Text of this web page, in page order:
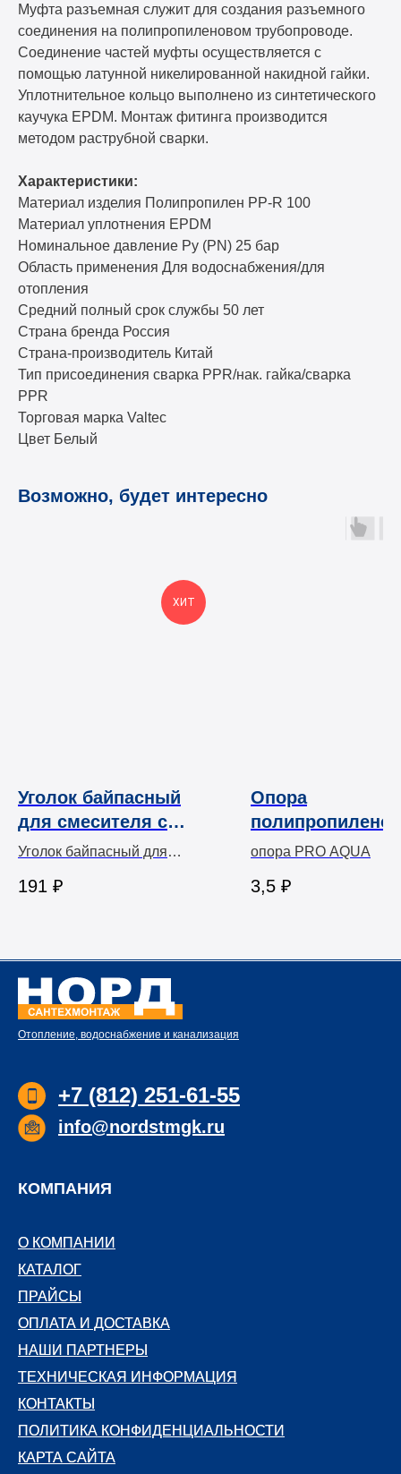
Муфта разъемная служит для создания разъемного
соединения на полипропиленовом трубопроводе.
Соединение частей муфты осуществляется с
помощью латунной никелированной накидной гайки.
Уплотнительное кольцо выполнено из синтетического
каучука EPDM. Монтаж фитинга производится
методом раструбной сварки.
Характеристики:
Материал изделия Полипропилен PP-R 100
Материал уплотнения EPDM
Номинальное давление Ру (PN) 25 бар
Область применения Для водоснабжения/для
отопления
Средний полный срок службы 50 лет
Страна бренда Россия
Страна-производитель Китай
Тип присоединения сварка PPR/нак. гайка/сварка
PPR
Торговая марка Valtec
Цвет Белый
Возможно, будет интересно
ХИТ
Уголок байпасный
для смесителя с
наружной резьбой
Уголок байпасный для
резьбой
191 ₽
Опора
PRO AQUA
опора PRO AQUA
3,5 ₽
Отопление, водоснабжение и канализация
+7 (812) 251-61-55
info@nordstmgk.ru
О КОМПАНИИ
О КОМПАНИИ
КАТАЛОГ
КАТАЛОГ
ПРАЙСЫ
ПРАЙСЫ
ОПЛАТА И ДОСТАВКА
ОПЛАТА И ДОСТАВКА
КОМПАНИЯ
НАШИ ПАРТНЕРЫ
НАШИ ПАРТНЕРЫ
ТЕХНИЧЕСКАЯ ИНФОРМАЦИЯ
ТЕХНИЧЕСКАЯ ИНФОРМАЦИЯ
КОНТАКТЫ
КОНТАКТЫ
ПОЛИТИКА КОНФИДЕНЦИАЛЬНОСТИ
ПОЛИТИКА КОНФИДЕНЦИАЛЬНОСТИ
КАРТА САЙТА
КАРТА САЙТА